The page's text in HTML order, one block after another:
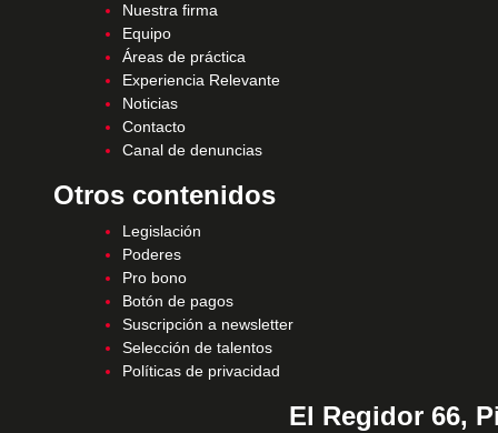
Nuestra firma
Equipo
Áreas de práctica
Experiencia Relevante
Noticias
Contacto
Canal de denuncias
Otros contenidos
Legislación
Poderes
Pro bono
Botón de pagos
Suscripción a newsletter
Selección de talentos
Políticas de privacidad
El Regidor 66,